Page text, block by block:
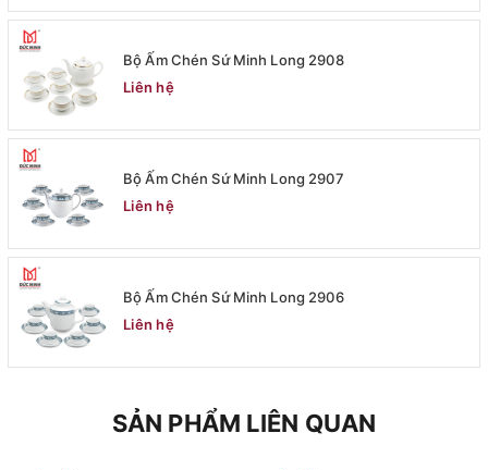
Bộ Ấm Chén Sứ Minh Long 2908
Liên hệ
Bộ Ấm Chén Sứ Minh Long 2907
Liên hệ
Bộ Ấm Chén Sứ Minh Long 2906
Liên hệ
SẢN PHẨM LIÊN QUAN